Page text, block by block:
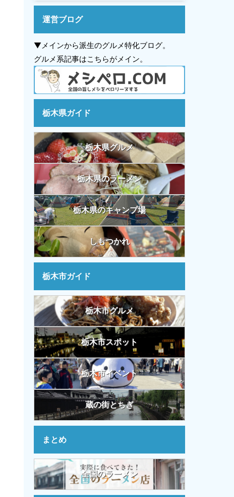
運営ブログ
▼メインから派生のグルメ特化ブログ。
グルメ系記事はこちらがメイン。
栃木県ガイド
栃木県グルメ
栃木県のラーメン
栃木県のキャンプ場
しもつかれ
栃木市ガイド
栃木市グルメ
栃木市スポット
栃木市イベント
蔵の街とちぎ
まとめ
全国のラーメン